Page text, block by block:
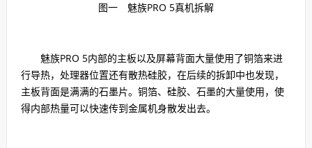
图一 魅族PRO 5真机拆解
魅族PRO 5内部的主板以及屏幕背面大量使用了铜箔来进
行导热，处理器位置还有散热硅胶，在后续的拆卸中也发现，
主板背面是满满的石墨片。铜箔、硅胶、石墨的大量使用，使
得内部热量可以快速传到金属机身散发出去。